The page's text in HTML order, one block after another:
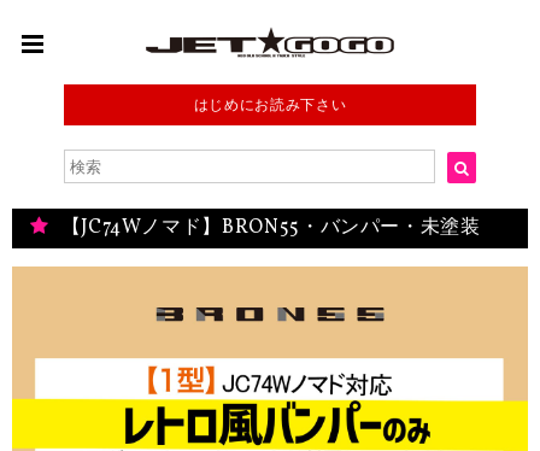
はじめにお読み下さい
【JC74Wノマド】BRON55・バンパー・未塗装